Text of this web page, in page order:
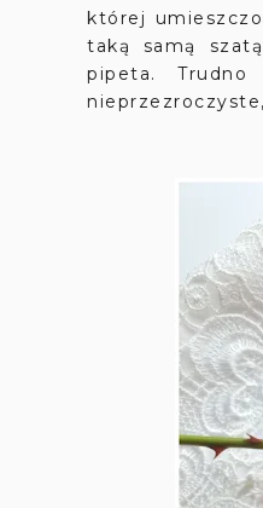
której
taką samą
pipeta.